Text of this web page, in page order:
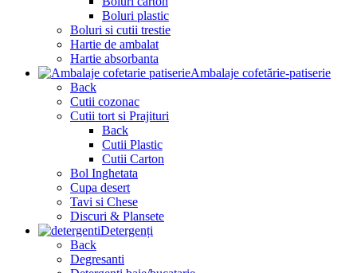
Boluri plastic
Boluri si cutii trestie
Hartie de ambalat
Hartie absorbanta
Ambalaje cofetărie-patiserie
Back
Cutii cozonac
Cutii tort si Prajituri
Back
Cutii Plastic
Cutii Carton
Bol Inghetata
Cupa desert
Tavi si Chese
Discuri & Plansete
Detergenți
Back
Degresanti